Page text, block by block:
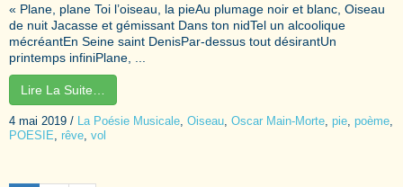
« Plane, plane Toi l’oiseau, la pieAu plumage noir et blanc, Oiseau
de nuit Jacasse et gémissant Dans ton nidTel un alcoolique
mécréantEn Seine saint DenisPar-dessus tout désirantUn
printemps infiniPlane, ...
Lire La Suite…
4 mai 2019 / La Poésie Musicale Oiseau Oscar Main-Morte pie poème
POESIE rêve vol